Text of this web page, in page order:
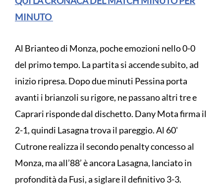
MINUTO
Al Brianteo di Monza, poche emozioni nello 0-0
del primo tempo. La partita si accende subito, ad
inizio ripresa. Dopo due minuti Pessina porta
avanti i brianzoli su rigore, ne passano altri tre e
Caprari risponde dal dischetto. Dany Mota firma il
2-1, quindi Lasagna trova il pareggio. Al 60'
Cutrone realizza il secondo penalty concesso al
Monza, ma all’88’ è ancora Lasagna, lanciato in
profondità da Fusi, a siglare il definitivo 3-3.